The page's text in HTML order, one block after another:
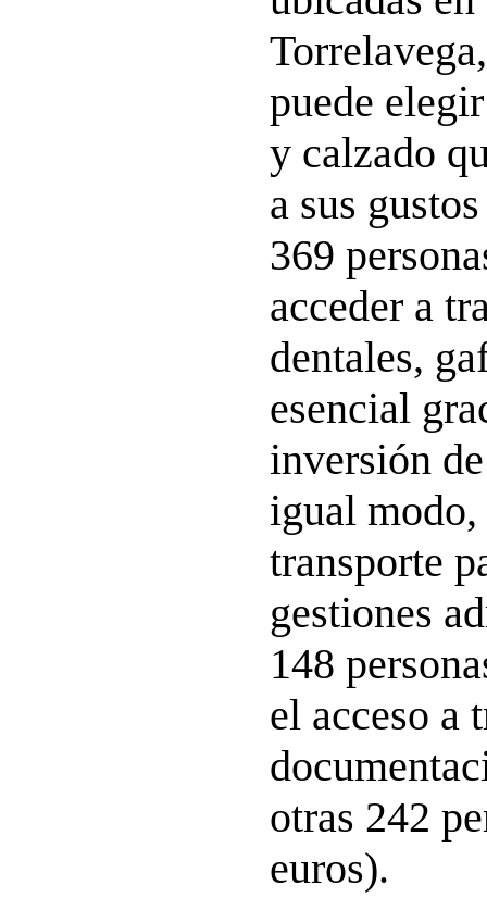
puede
y calzado
a sus
369
acceder a
dentales,
esencial
inversión
igual
transporte
gestiones
148
el acceso a
otras 242
euros).